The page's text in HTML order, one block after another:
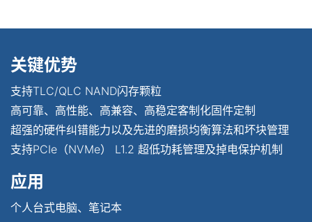
关键优势
支持TLC/QLC NAND闪存颗粒
高可靠、高性能、高兼容、高稳定客制化固件定制
超强的硬件纠错能力以及先进的磨损均衡算法和坏块管理
支持PCIe（NVMe） L1.2 超低功耗管理及掉电保护机制
应用
个人台式电脑、笔记本